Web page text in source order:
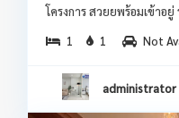
โครงการ สวยยพร้อมเข้าอ
1
1 Not
administrator